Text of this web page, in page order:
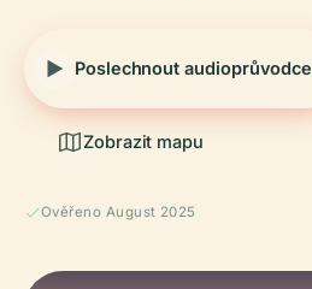
Poslechnout audioprůvodce
Zobrazit mapu
Ověřeno August 2025